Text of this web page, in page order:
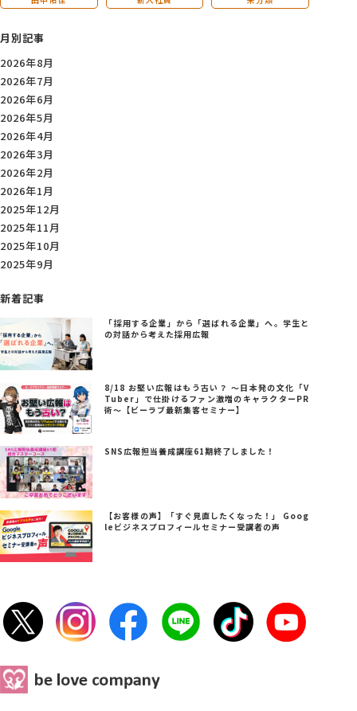
月別記事
2026年8月
2026年7月
2026年6月
2026年5月
2026年4月
2026年3月
2026年2月
2026年1月
2025年12月
2025年11月
2025年10月
2025年9月
新着記事
「採用する企業」から「選ばれる企業」へ。学生と
の対話から考えた採用広報
8/18 お堅い広報はもう古い？ ～日本発の文化「V
Tuber」で仕掛けるファン激増のキャラクターPR
術～【ビーラブ最新集客セミナー】
SNS広報担当養成講座61期終了しました！
【お客様の声】「すぐ見直したくなった！」 Goog
leビジネスプロフィールセミナー受講者の声